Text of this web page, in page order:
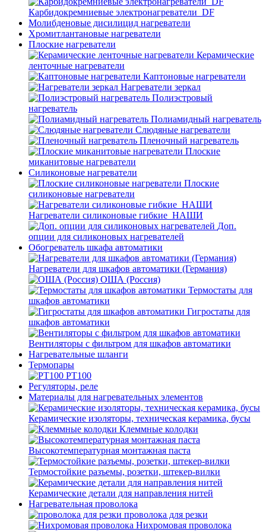
Карбидокремниевые электронагреватели_DF
Молибденовые дисилицид нагреватели
Хромитлантановые нагреватели
Плоские нагреватели
Керамические
ленточные нагреватели
Каптоновые нагреватели
Нагреватели зеркал
Полиэстровый
нагреватель
Полиамидный нагреватель
Слюдяные нагреватели
Пленочный нагреватель
Плоские
миканитовые нагреватели
Силиконовые нагреватели
Плоские
силиконовые нагреватели
Нагреватели силиконовые гибкие_НАШИ
Доп.
опции для силиконовых нагревателей
Обогреватель шкафа автоматики
Нагреватели для шкафов автоматики (Германия)
ОША (Россия)
Термостаты для
шкафов автоматики
Гигростаты для
шкафов автоматики
Вентиляторы с фильтром для шкафов автоматики
Нагревательные шланги
Термопары
PT100
Регуляторы, реле
Материалы для нагревательных элементов
Керамические изоляторы, техническая керамика, бусы
Клеммные колодки
Высокотемпературная монтажная паста
Термостойкие разъемы, розетки, штекер-вилки
Керамические детали для направления нитей
Нагревательная проволока
проволока для резки
Нихромовая проволока